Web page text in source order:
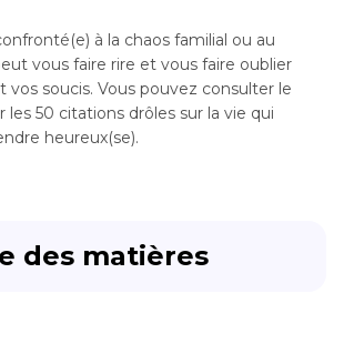
à la chaos familial ou au
vous faire rire et vous faire oublier
soucis. Vous pouvez consulter le
les 50 citations drôles sur la vie qui
heureux(se).
des matières